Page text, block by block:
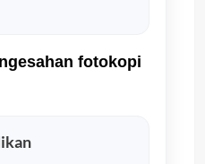
fotokopi